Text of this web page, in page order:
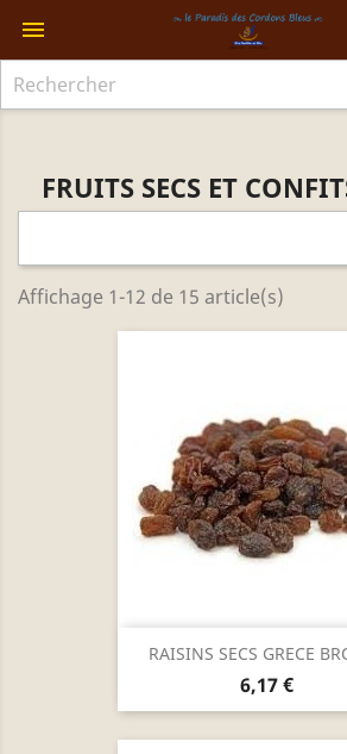

FRUITS SECS ET
Affichage 1-12 de 15 article(s)
RAISINS SECS GRECE
Prix
6,17 €